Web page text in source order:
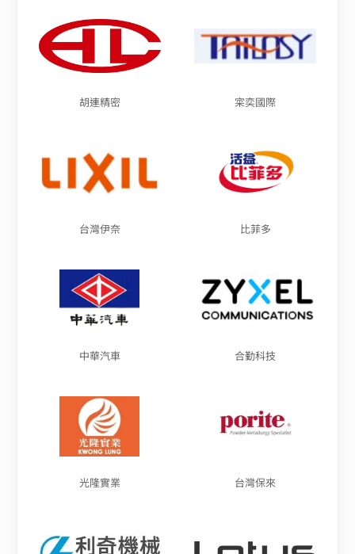
胡連精密 寀奕國際
台灣伊奈 比菲多
中華汽車 合勤科技
光隆實業 台灣保來